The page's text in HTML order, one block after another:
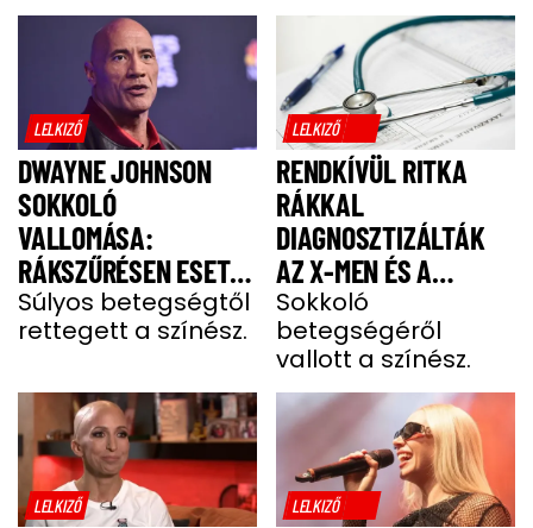
LELKIZŐ
DWAYNE JOHNSON
SOKKOLÓ
VALLOMÁSA:
RÁKSZŰRÉSEN ESETT
ÁT A SZÍNÉSZ EGY
FÁJDALMAS CSOMÓ
Súlyos betegségtől
rettegett a színész.
LELKIZŐ
RENDKÍVÜL RITKA
RÁKKAL
DIAGNOSZTIZÁLTÁK
AZ X-MEN ÉS A
DEADPOOL SZTÁRJÁT
Sokkoló
betegségéről
vallott a színész.
LELKIZŐ LELKIZŐ